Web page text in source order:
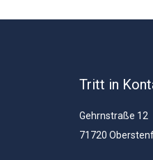
Tritt in
Gehrnstraße 12
71720